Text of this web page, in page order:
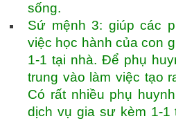
sống.
Sứ mệnh 3: giúp các
việc học hành của con
1-1 tại nhà. Để phụ
trung vào làm việc tạo
Có rất nhiều phụ
dịch vụ gia sư kèm 1-1